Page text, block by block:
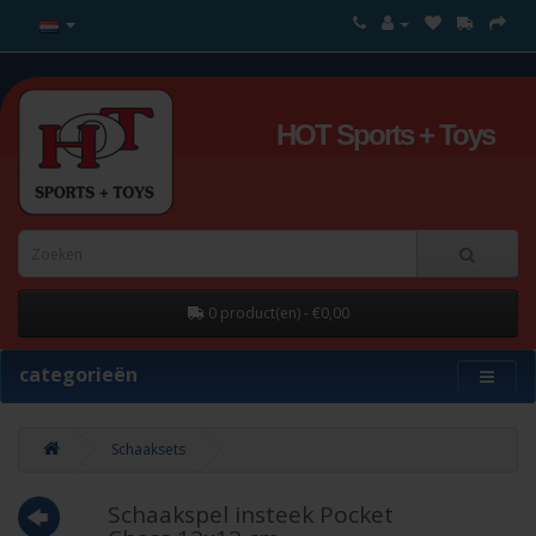
HOT Sports + Toys
0 product(en) - €0,00
categorieën
Schaaksets
Schaakspel insteek Pocket